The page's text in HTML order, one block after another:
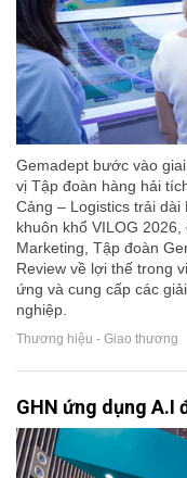
Gemadept bước vào
vị Tập đoàn hàng hải
Cảng – Logistics trải dài
khuôn khổ VILOG
Marketing, Tập đoàn
Review về lợi thế trong
ứng và cung cấp các
nghiệp.
Thương hiệu - Giao thương
GHN ứng dụng A.I